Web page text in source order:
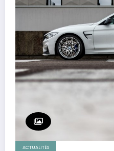
ACTUALITÉS